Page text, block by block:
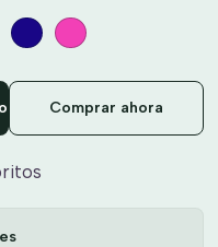
Comprar ahora